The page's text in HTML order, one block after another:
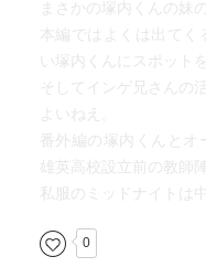
まさかの塚内くんの妹
本編ではよくは出てく
い塚内くんにスポット
そしてインゲ兄さんの
よいねえ。
番外編の塚内くんとオ
雄英高校設立前の教師
私服のミッドナイトは
0